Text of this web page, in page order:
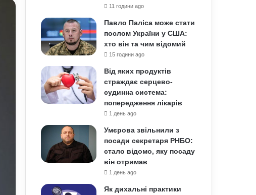
11 години ago
Павло Паліса може стати
послом України у США:
хто він та чим відомий
15 години ago
Від яких продуктів
страждає серцево-
судинна система:
попередження лікарів
1 день ago
Умєрова звільнили з
посади секретаря РНБО:
стало відомо, яку посаду
він отримав
1 день ago
Як дихальні практики